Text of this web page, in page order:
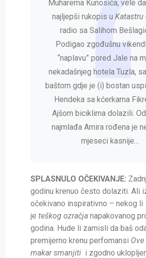
Muharema Kunosića, vele
najljepši rukopis u Katastru
radio sa Salihom
Podigao zgođušnu
“naplavu” pored Jale na
nekadašnjeg hotela Tuzla,
baštom gdje je (i) bostan
Hendeka sa kćerkama
Ajšom biciklima dolazili.
najmlađa Amira rođena je
mjeseci kasnije…
SPLASNULO OČEKIVANJE:
godinu krenuo često dolaziti. Ali
očekivano inspirativno – nekog li
je teškog ozračja napakovanog
godina. Hude li zamisli da baš
premijerno krenu perfomansi
makar smanjiti i zgodno